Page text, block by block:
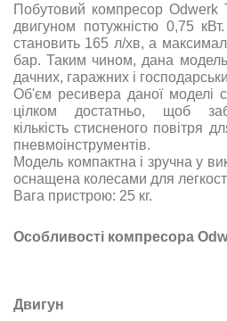
Побутовий компресор
двигуном потужністю 0,75
становить 165 л/хв, а
бар. Таким чином, дана
дачних, гаражних і
Об'єм ресивера даної моделі
цілком достатньо, щоб
кількість стисненого повітря
пневмоінструментів.
Модель компактна і зручна у
оснащена колесами для
Вага пристрою: 25 кг.
Особливості компресора
Двигун